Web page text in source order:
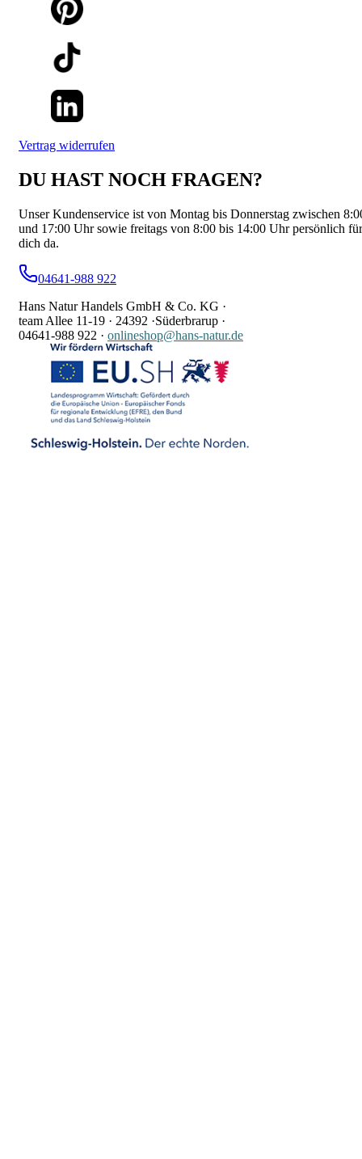
Vertrag widerrufen
DU HAST NOCH FRAGEN?
Unser Kundenservice ist von Montag bis Donnerstag zwischen
und 17:00 Uhr sowie freitags von 8:00 bis 14:00 Uhr persönlich für
dich da.
04641-988 922
Hans Natur Handels GmbH & Co. KG ·
team Allee 11-19 · 24392 ·Süderbrarup ·
04641-988 922 · onlineshop@hans-natur.de